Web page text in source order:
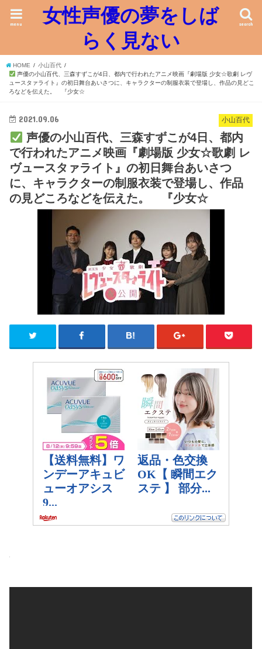
女性声優の夢をしば
らく見ない
search
menu
HOME
小山百代
声優の小山百代、三森すずこが4日、都内で行われたアニメ映画『劇場版 少女☆歌劇 レヴ
ュースタァライト』の初日舞台あいさつに、キャラクターの制服衣装で登場し、作品の見どこ
ろなどを伝えた。 『少女☆
小山百代
2021.09.06
声優の小山百代、三森すずこが4日、都内
で行われたアニメ映画『劇場版 少女☆歌劇 レ
ヴュースタァライト』の初日舞台あいさつ
に、キャラクターの制服衣装で登場し、作品
の見どころなどを伝えた。 『少女☆